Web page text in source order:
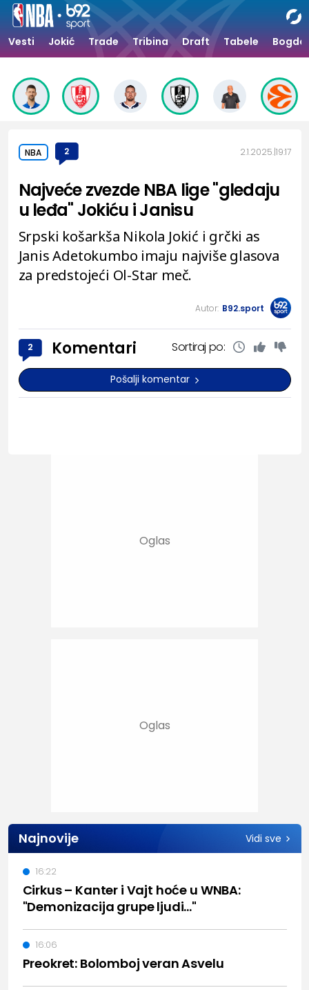
Vesti Jokić Trade Tribina Draft Tabele
NBA 2 2.1.2025. 19:17
Najveće zvezde NBA lige "gledaju
u leđa" Jokiću i Janisu
Srpski košarkša Nikola Jokić i grčki as
Janis Adetokumbo imaju najviše glasova
za predstojeći Ol-Star meč.
Autor: B92.sport
2 Komentari Sortiraj po:
Pošalji komentar
Najnovije Vidi sve
Cirkus – Kanter i Vajt hoće u WNBA:
"Demonizacija grupe ljudi..."
16:22
Preokret: Bolomboj veran Asvelu
16:06